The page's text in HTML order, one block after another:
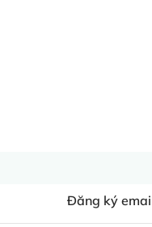
Đăng ký